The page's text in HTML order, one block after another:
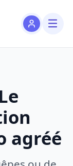
agréé